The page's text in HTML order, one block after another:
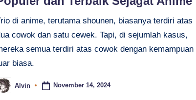
di anime, terutama shounen, biasanya terdiri atas
cowok dan satu cewek. Tapi, di sejumlah kasus,
semua terdiri atas cowok dengan kemampuan
biasa.
Alvin November 14, 2024